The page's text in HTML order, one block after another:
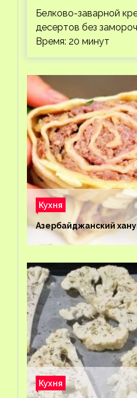
Белково-заварной
десертов без
Время: 20 минут
Кухня
Азербайджанский
Кухня